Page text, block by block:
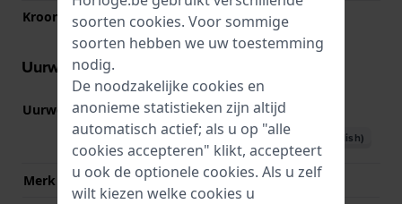
Kroon Trek kroon
Uurwerk informatie
Uurwerk nr. 515(Bekijk specificaties
Download handboek (English)
Merk uurwerk
Ronda
soorten cookies. Voor sommige
soorten hebben we uw toestemming
nodig.
De noodzakelijke cookies en
anonieme statistieken zijn altijd
automatisch actief; als u op "alle
cookies accepteren" klikt, accepteert
u ook de optionele cookies. Als u zelf
wilt kiezen welke cookies u